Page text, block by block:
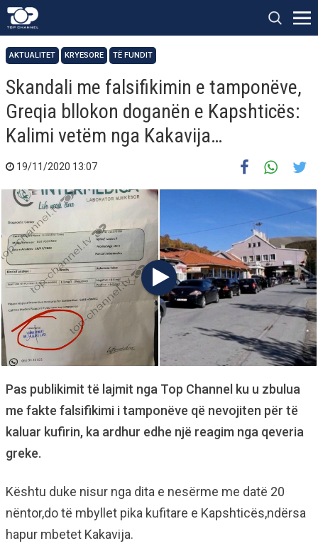
AKTUALITET KRYESORE TË FUNDIT
Skandali me falsifikimin e tamponëve,
Greqia bllokon doganën e Kapshticës:
Kalimi vetëm nga Kakavija…
19/11/2020 13:07
Pas publikimit të lajmit nga Top Channel ku u zbulua
me fakte falsifikimi i tamponëve që nevojiten për të
kaluar kufirin, ka ardhur edhe një reagim nga qeveria
greke.
Kështu duke nisur nga dita e nesërme me datë 20
nëntor,do të mbyllet pika kufitare e Kapshticës,ndërsa
hapur mbetet Kakavija.